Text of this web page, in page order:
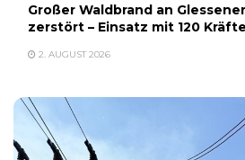
Großer Waldbrand an
zerstört – Einsatz mit 120
2. AUGUST 2026